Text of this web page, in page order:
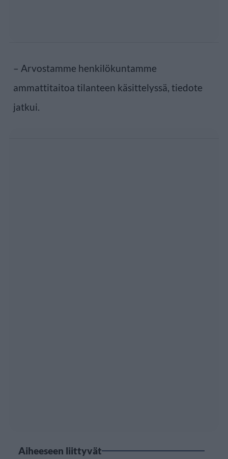
– Arvostamme henkilökuntamme
ammattitaitoa tilanteen käsittelyssä, tiedote
jatkui.
Aiheeseen liittyvät